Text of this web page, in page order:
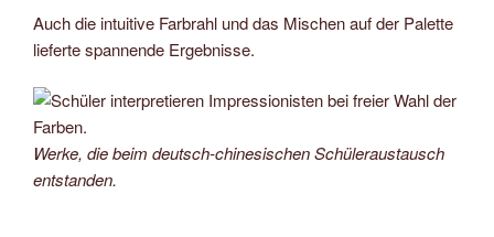
Auch die intuitive Farbrahl und das Mischen auf der Palette
lieferte spannende Ergebnisse.
Werke, die beim deutsch-chinesischen Schüleraustausch
entstanden.